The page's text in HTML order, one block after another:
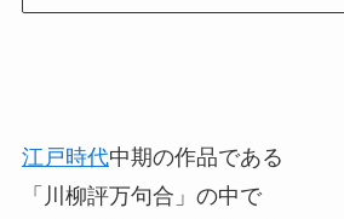
江戸時代中期の作品である
「川柳評万句合」の中で